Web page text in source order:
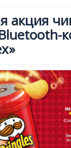
акция